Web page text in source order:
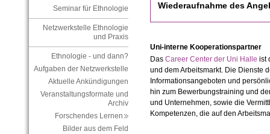
Seminar für Ethnologie
Netzwerkstelle Ethnologie
und Praxis
Ethnologie - und dann?
Aufgaben der Netzwerkstelle
Aktuelle Ankündigungen
Veranstaltungsformate und
Archiv
Forschendes Lernen
Bilder aus dem Feld
Wiederaufnahme des
Uni-interne Kooperationspartner
Das Career Center der Uni Halle ist
und dem Arbeitsmarkt. Die Dienste
Informationsangeboten und
hin zum Bewerbungstraining und
und Unternehmen, sowie die
Kompetenzen, die auf den